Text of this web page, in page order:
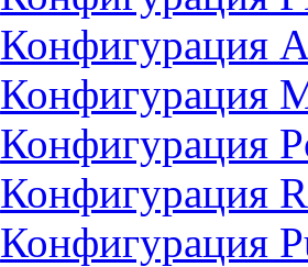
Конфигурация
Конфигурация
Конфигурация
Конфигурация
Конфигурация